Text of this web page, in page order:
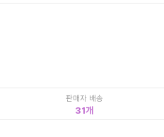
판매자 배송
31